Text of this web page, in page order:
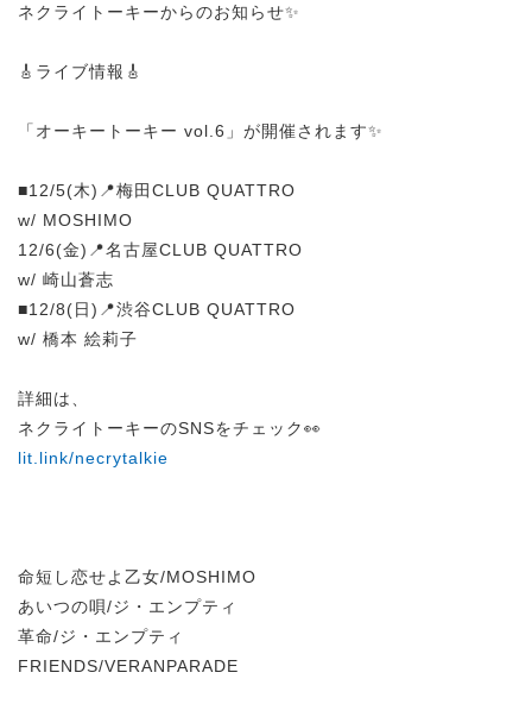
ネクライトーキーからのお知らせ✨
🎸ライブ情報🎸
「オーキートーキー vol.6」が開催されます✨
■12/5(木)📍梅田CLUB QUATTRO
w/ MOSHIMO
12/6(金)📍名古屋CLUB QUATTRO
w/ 崎山蒼志
■12/8(日)📍渋谷CLUB QUATTRO
w/ 橋本 絵莉子
詳細は、
ネクライトーキーのSNSをチェック👀
lit.link/necrytalkie
命短し恋せよ乙女/MOSHIMO
あいつの唄/ジ・エンプティ
革命/ジ・エンプティ
FRIENDS/VERANPARADE